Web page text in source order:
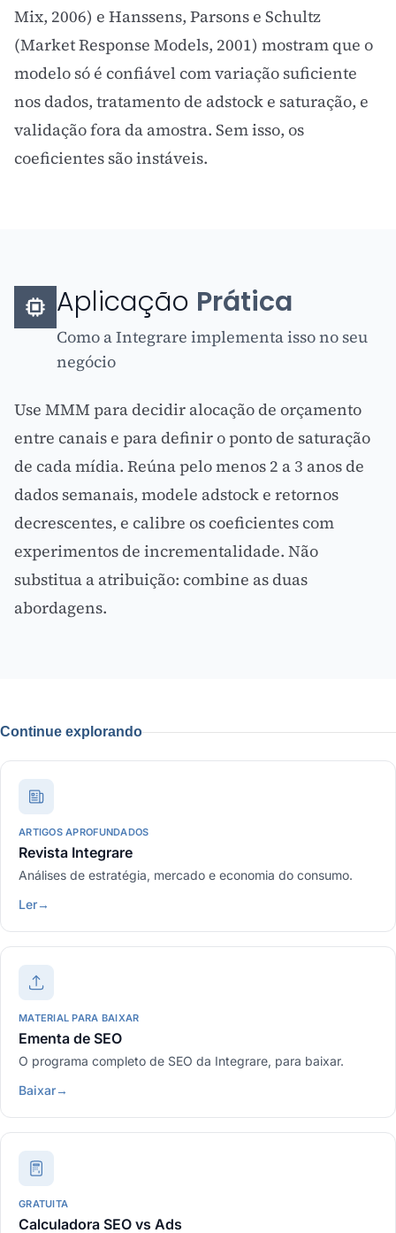
Mix, 2006) e Hanssens, Parsons e Schultz
(Market Response Models, 2001) mostram que o
modelo só é confiável com variação suficiente
nos dados, tratamento de adstock e saturação, e
validação fora da amostra. Sem isso, os
coeficientes são instáveis.
Aplicação Prática
Como a Integrare implementa isso no seu
negócio
Use MMM para decidir alocação de orçamento
entre canais e para definir o ponto de saturação
de cada mídia. Reúna pelo menos 2 a 3 anos de
dados semanais, modele adstock e retornos
decrescentes, e calibre os coeficientes com
experimentos de incrementalidade. Não
substitua a atribuição: combine as duas
abordagens.
Continue explorando
ARTIGOS APROFUNDADOS
Revista Integrare
Análises de estratégia, mercado e economia do consumo.
Ler→
MATERIAL PARA BAIXAR
Ementa de SEO
O programa completo de SEO da Integrare, para baixar.
Baixar→
GRATUITA
Calculadora SEO vs Ads